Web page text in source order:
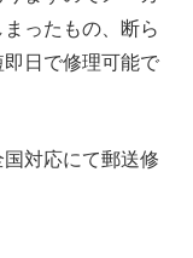
ったもの、断ら
日で修理可能で
対応にて郵送修